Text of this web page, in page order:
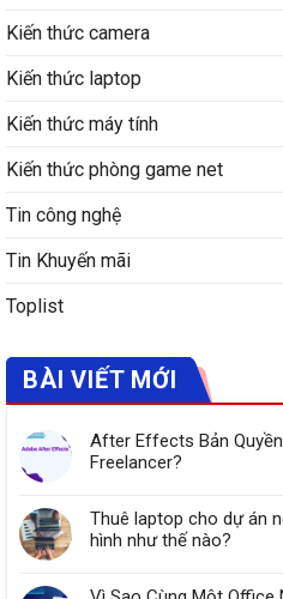
Kiến thức camera
Kiến thức laptop
Kiến thức máy tính
Kiến thức phòng game net
Tin công nghệ
Tin Khuyến mãi
Toplist
BÀI VIẾT MỚI
After Effects Bản
Freelancer?
Thuê laptop cho dự án
hình như thế nào?